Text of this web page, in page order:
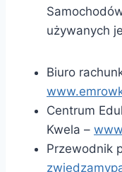
używanych
Biuro
Centrum
Kwela –
Przewodnik